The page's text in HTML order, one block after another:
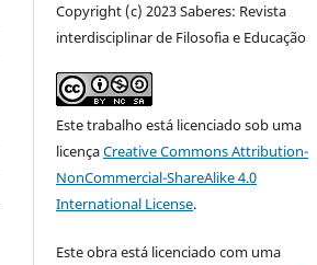
Copyright (c) 2023 Saberes: Revista
interdisciplinar de Filosofia e Educação
Este trabalho está licenciado sob uma
licençaCreative Commons Attribution-
NonCommercial-ShareAlike 4.0
International License.
Este obra está licenciado com uma